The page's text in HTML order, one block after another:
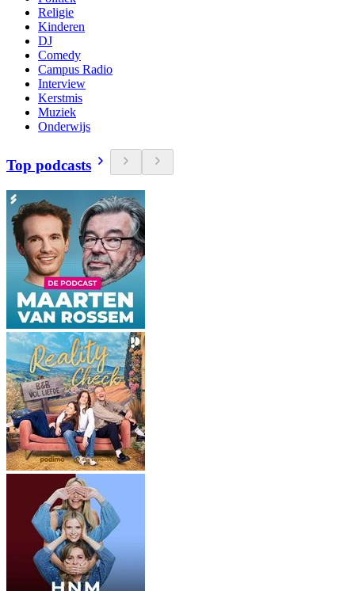
Religie
Kinderen
DJ
Comedy
Campus Radio
Interview
Kerstmis
Muziek
Onderwijs
Top podcasts